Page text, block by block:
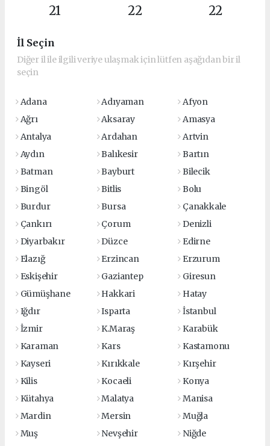
21
22
22
İl Seçin
Diğer il ile ilgili veriye ulaşmak için lütfen aşağıdan bir il
seçin
Adana Adıyaman
Afyon
Ağrı
Aksaray
Amasya
Antalya
Ardahan
Artvin
Aydın
Balıkesir
Bartın
Batman
Bayburt
Bilecik
Bingöl
Bitlis
Bolu
Burdur
Bursa
Çanakkale
Çankırı
Çorum
Denizli
Diyarbakır
Düzce
Edirne
Elazığ
Erzincan
Erzurum
Eskişehir
Gaziantep
Giresun
Gümüşhane
Hakkari
Hatay
Iğdır
Isparta
İstanbul
İzmir
K.Maraş
Karabük
Karaman
Kars
Kastamonu
Kayseri
Kırıkkale
Kırşehir
Kilis
Kocaeli
Konya
Kütahya
Malatya
Manisa
Mardin
Mersin
Muğla
Muş
Nevşehir
Niğde